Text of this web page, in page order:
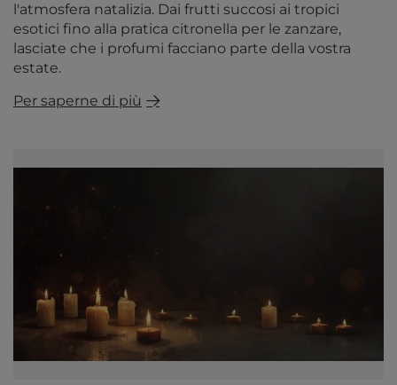
l'atmosfera natalizia. Dai frutti succosi ai tropici
esotici fino alla pratica citronella per le zanzare,
lasciate che i profumi facciano parte della vostra
estate.
Per saperne di più